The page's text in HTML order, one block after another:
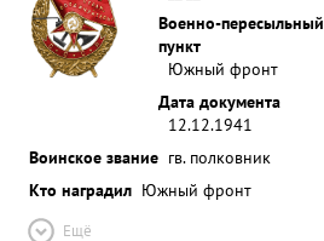
Военно-пересыльный
пункт
Южный фронт
Дата документа
12.12.1941
Воинское звание гв. полковник
Кто наградил Южный фронт
Ещё